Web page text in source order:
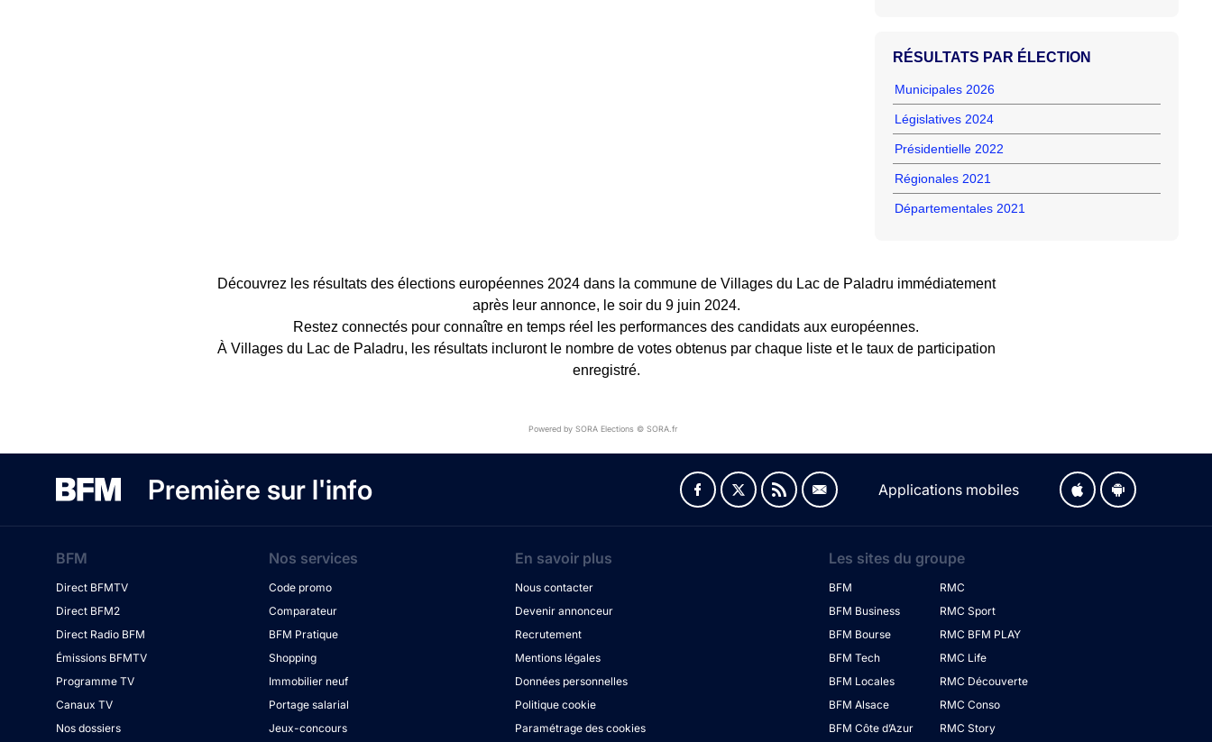
RÉSULTATS PAR ÉLECTION
Municipales 2026
Législatives 2024
Présidentielle 2022
Régionales 2021
Départementales 2021
Découvrez les résultats des élections européennes 2024 dans la commune de Villages du Lac de Paladru immédiatement
après leur annonce, le soir du 9 juin 2024.
Restez connectés pour connaître en temps réel les performances des candidats aux européennes.
À Villages du Lac de Paladru, les résultats incluront le nombre de votes obtenus par chaque liste et le taux de participation
enregistré.
Powered by SORA Elections © SORA.fr
Première sur l'info Applications mobiles
BFM
Direct BFMTV
Direct BFM2
Direct Radio BFM
Émissions BFMTV
Programme TV
Canaux TV
Nos dossiers
Nos services
Code promo
Comparateur
BFM Pratique
Shopping
Immobilier neuf
Portage salarial
Jeux-concours
En savoir plus
Nous contacter
Devenir annonceur
Recrutement
Mentions légales
Données personnelles
Politique cookie
Paramétrage des cookies
Les sites du groupe
BFM
BFM Business
BFM Bourse
BFM Tech
BFM Locales
BFM Alsace
BFM Côte d’Azur
RMC
RMC Sport
RMC BFM PLAY
RMC Life
RMC Découverte
RMC Conso
RMC Story